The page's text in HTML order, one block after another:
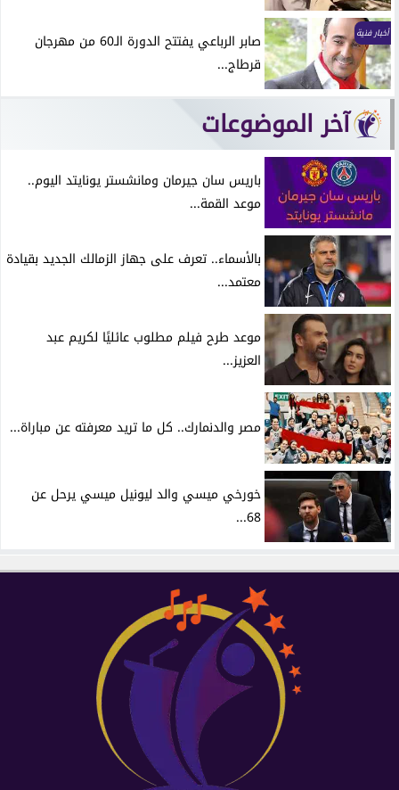
أخبار فنية
صابر الرباعي يفتتح الدورة الـ60 من مهرجان
قرطاج...
آخر الموضوعات
باريس سان جيرمان ومانشستر يونايتد اليوم..
موعد القمة...
بالأسماء.. تعرف على جهاز الزمالك الجديد بقيادة
معتمد...
موعد طرح فيلم مطلوب عائليًا لكريم عبد
العزيز...
مصر والدنمارك.. كل ما تريد معرفته عن مباراة...
خورخي ميسي والد ليونيل ميسي يرحل عن
68...